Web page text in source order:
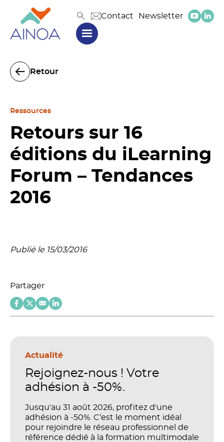
Contact Newsletter
Retour
Ressources
Retours sur 16
éditions du iLearning
Forum – Tendances
2016
Publié le 15/03/2016
Partager
Actualité
Rejoignez-nous ! Votre
adhésion à -50%.
Jusqu'au 31 août 2026, profitez d'une
adhésion à -50%. C’est le moment idéal
pour rejoindre le réseau professionnel de
référence dédié à la formation multimodale